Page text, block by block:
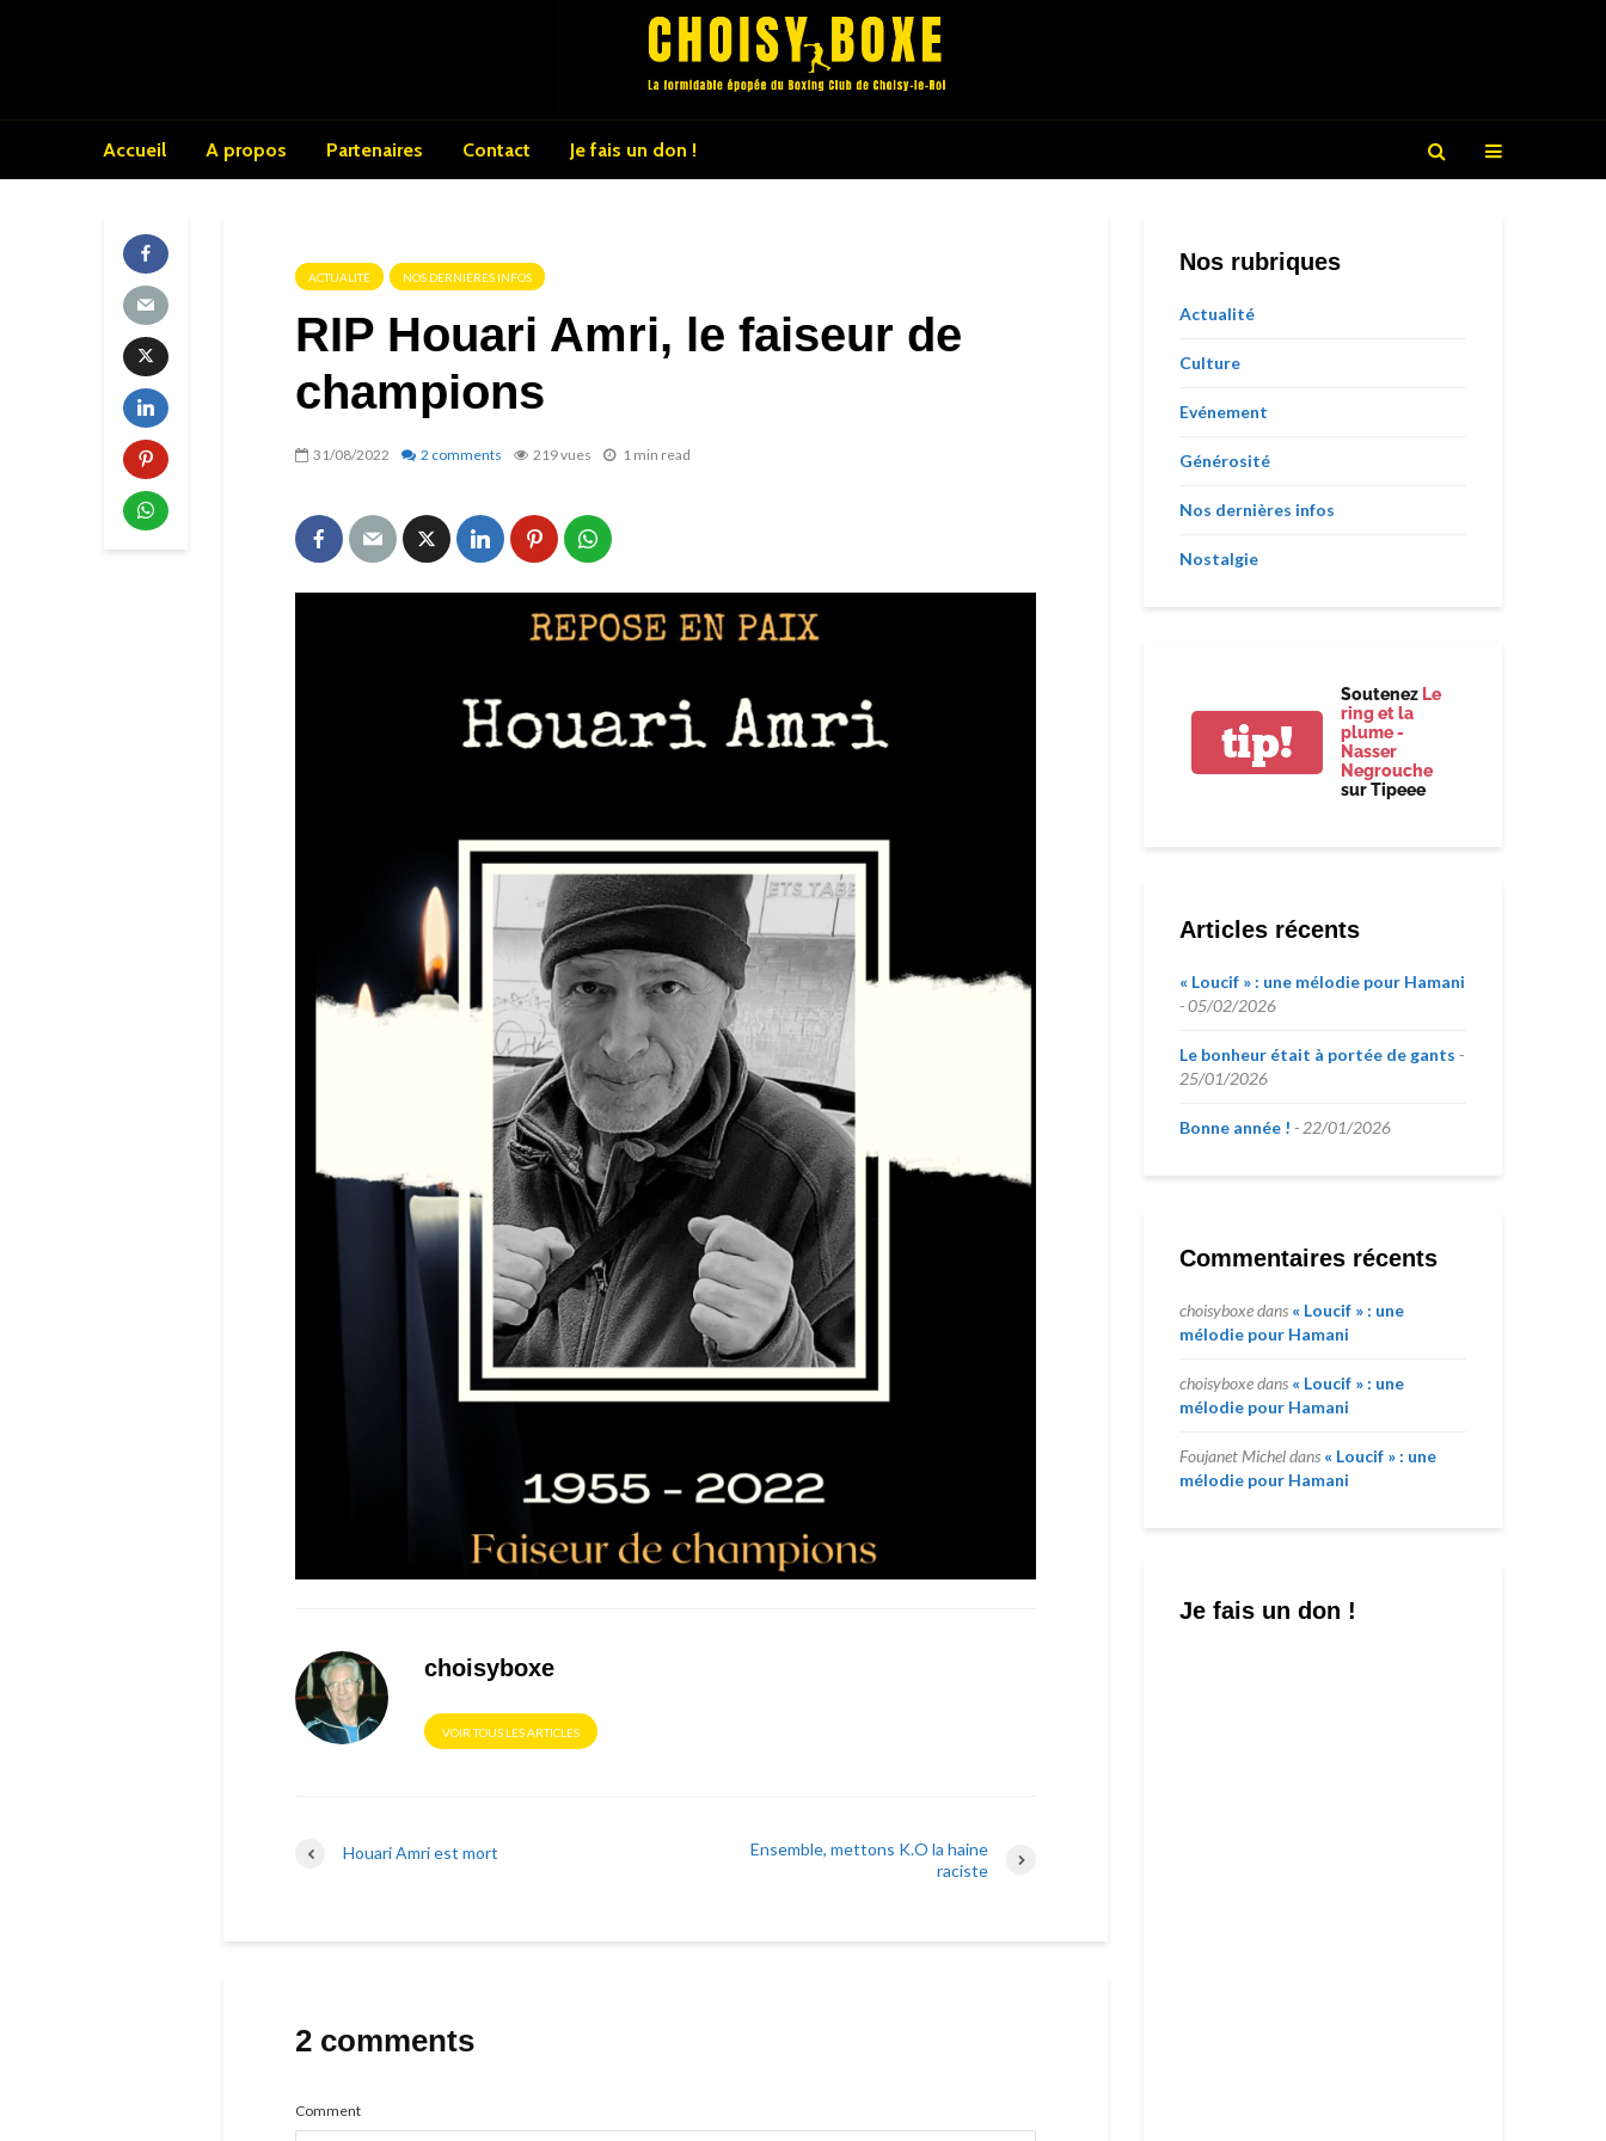
Accueil A propos Partenaires Contact Je fais un don !
ACTUALITÉ NOS DERNIÈRES INFOS
RIP Houari Amri, le faiseur de
champions
31/08/2022 2 comments 219 vues 1 min read
choisyboxe
VOIR TOUS LES ARTICLES
Houari Amri est mort
Ensemble, mettons K.O la haine
raciste
2 comments
Comment
Nos rubriques
Actualité
Culture
Evénement
Générosité
Nos dernières infos
Nostalgie
tip!
Soutenez Le
ring et la
plume -
Nasser
Negrouche
sur Tipeee
Articles récents
« Loucif » : une mélodie pour Hamani
05/02/2026
Le bonheur était à portée de gants
25/01/2026
Bonne année ! 22/01/2026
Commentaires récents
choisyboxedans « Loucif » : une
mélodie pour Hamani
choisyboxedans « Loucif » : une
mélodie pour Hamani
Foujanet Micheldans « Loucif » : une
mélodie pour Hamani
Je fais un don !